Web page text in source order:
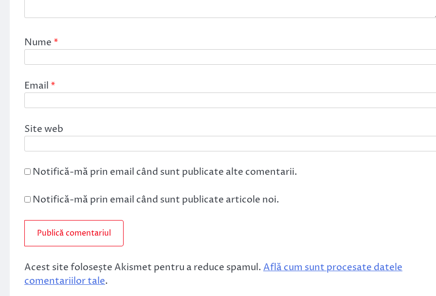
Nume *
Email *
Site web
Notifică-mă prin email când sunt publicate alte comentarii.
Notifică-mă prin email când sunt publicate articole noi.
Acest site folosește Akismet pentru a reduce spamul. Află cum sunt procesate datele
comentariilor tale.